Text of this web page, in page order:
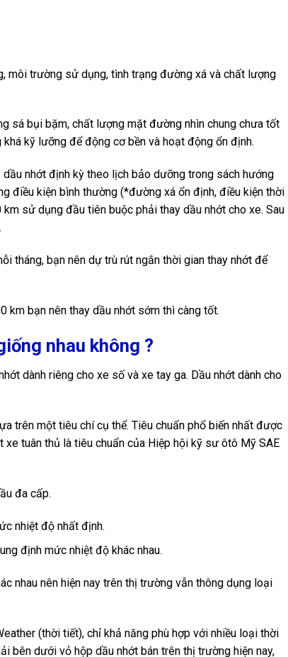
môi trường sử dụng, tình trạng đường xá và chất lượng
sá bụi bặm, chất lượng mặt đường nhìn chung chưa tốt
kỹ lưỡng để động cơ bền và hoạt động ổn định.
dầu nhớt định kỳ theo lịch bảo dưỡng trong sách hướng
điều kiện bình thường (*đường xá ổn định, điều kiện thời
sử dụng đầu tiên buộc phải thay dầu nhớt cho xe. Sau
tháng, bạn nên dự trù rút ngắn thời gian thay nhớt để
km bạn nên thay dầu nhớt sớm thì càng tốt.
nhau không ?
dành riêng cho xe số và xe tay ga. Dầu nhớt dành cho
trên một tiêu chí cụ thể. Tiêu chuẩn phổ biến nhất được
tuân thủ là tiêu chuẩn của Hiệp hội kỹ sư ôtô Mỹ SAE
đa cấp.
nhiệt độ nhất định.
định mức nhiệt độ khác nhau.
nhau nên hiện nay trên thị trường vẫn thông dụng loại
(thời tiết), chỉ khả năng phù hợp với nhiều loại thời
bên dưới vỏ hộp dầu nhớt bán trên thị trường hiện nay,